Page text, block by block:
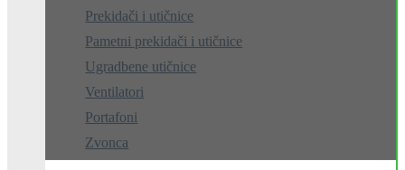
Prekidači i utičnice
Pametni prekidači i utičnice
Ugradbene utičnice
Ventilatori
Portafoni
Zvonca